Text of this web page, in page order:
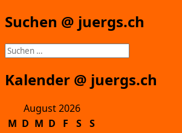
Suchen @ juergs.ch
Suchen
nach:
Kalender @ juergs.ch
August 2026
M D M D F S
S